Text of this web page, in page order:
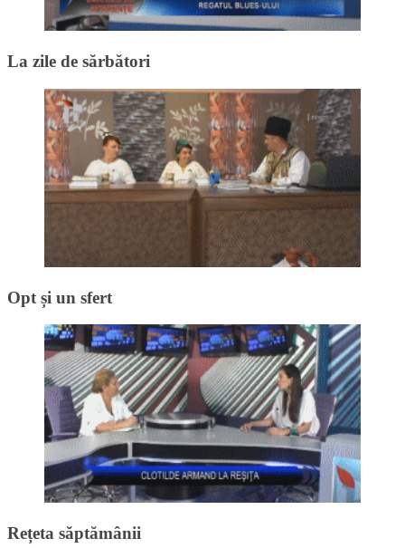
La zile de sărbători
Opt și un sfert
Rețeta săptămânii